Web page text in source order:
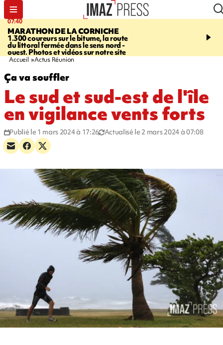
07:40
MARATHON DE LA CORNICHE
1.300 coureurs sur le bitume, la route
du littoral fermée dans le sens nord -
ouest. Photos et vidéos sur notre site
10:33
l’enfance - une
Accueil Actus Réunion
Ça va souffler
Le sud et sud-est de l'île
en vigilance vents forts
Publié le 1 mars 2024 à 17:26 Actualisé le 2 mars 2024 à 07:08